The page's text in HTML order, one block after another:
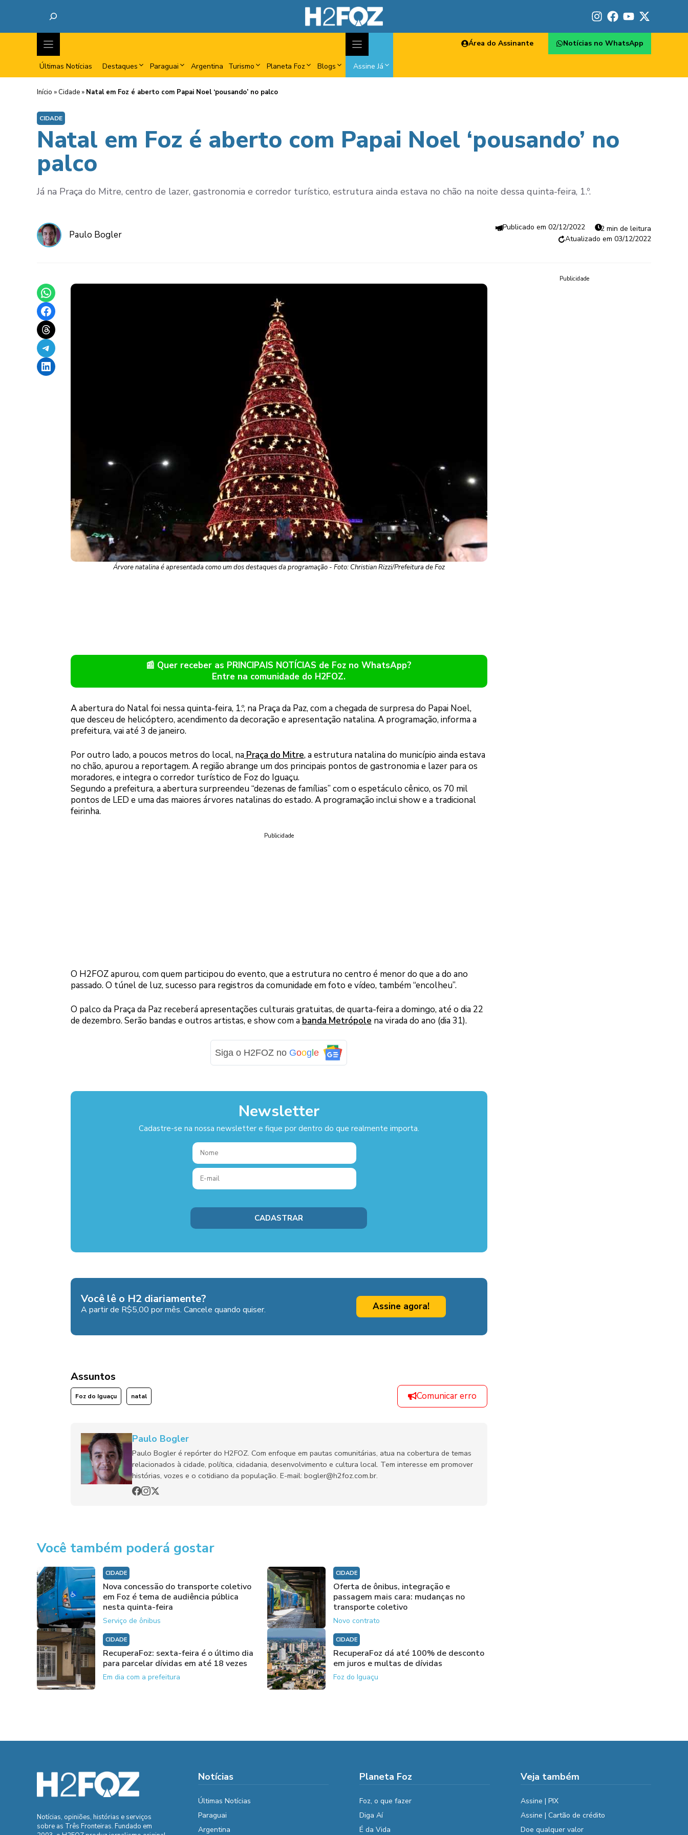
Últimas Notícias Destaques Paraguai Argentina Turismo Planeta Foz Blogs Assine Já
Área do Assinante Notícias no WhatsApp
Início » Cidade » Natal em Foz é aberto com Papai Noel ‘pousando’ no palco
CIDADE
Natal em Foz é aberto com Papai Noel ‘pousando’ no
palco
Já na Praça do Mitre, centro de lazer, gastronomia e corredor turístico, estrutura ainda estava no chão na noite dessa quinta-feira, 1.º.
Paulo Bogler
02/12/2022
2 min de leitura
03/12/2022
Share on WhatsApp
Share on Facebook
Share on Threads
Share on Telegram
Share on LinkedIn
Árvore natalina é apresentada como um dos destaques da programação - Foto: Christian Rizzi/Prefeitura de Foz
📰 Quer receber as PRINCIPAIS NOTÍCIAS de Foz no WhatsApp?
Entre na comunidade do H2FOZ.
A abertura do Natal foi nessa quinta-feira, 1.º, na Praça da Paz, com a chegada de surpresa do Papai Noel,
que desceu de helicóptero, acendimento da decoração e apresentação natalina. A programação, informa a
prefeitura, vai até 3 de janeiro.
Por outro lado, a poucos metros do local, naPraça do Mitre, a estrutura natalina do município ainda estava
no chão, apurou a reportagem. A região abrange um dos principais pontos de gastronomia e lazer para os
moradores, e integra o corredor turístico de Foz do Iguaçu.
Segundo a prefeitura, a abertura surpreendeu “dezenas de famílias” com o espetáculo cênico, os 70 mil
pontos de LED e uma das maiores árvores natalinas do estado. A programação inclui show e a tradicional
feirinha.
Publicidade
O H2FOZ apurou, com quem participou do evento, que a estrutura no centro é menor do que a do ano
passado. O túnel de luz, sucesso para registros da comunidade em foto e vídeo, também “encolheu”.
O palco da Praça da Paz receberá apresentações culturais gratuitas, de quarta-feira a domingo, até o dia 22
de dezembro. Serão bandas e outros artistas, e show com a banda Metrópole na virada do ano (dia 31).
Siga o H2FOZ no Google
Newsletter
Cadastre-se na nossa newsletter e fique por dentro do que realmente importa.
Você lê o H2 diariamente?
A partir de R$5,00 por mês. Cancele quando quiser. Assine agora!
Assuntos
Foz do Iguaçu natal Comunicar erro
Paulo Bogler
Paulo Bogler é repórter do H2FOZ. Com enfoque em pautas comunitárias, atua na cobertura de temas
relacionados à cidade, política, cidadania, desenvolvimento e cultura local. Tem interesse em promover
histórias, vozes e o cotidiano da população. E-mail: bogler@h2foz.com.br.
Você também poderá gostar
CIDADE
Nova concessão do transporte coletivo
em Foz é tema de audiência pública
nesta quinta-feira
Serviço de ônibus
CIDADE
Oferta de ônibus, integração e
passagem mais cara: mudanças no
transporte coletivo
Novo contrato
CIDADE
RecuperaFoz: sexta-feira é o último dia
para parcelar dívidas em até 18 vezes
Em dia com a prefeitura
CIDADE
RecuperaFoz dá até 100% de desconto
em juros e multas de dívidas
Foz do Iguaçu
Publicidade
Notícias, opiniões, histórias e serviços
sobre as Três Fronteiras. Fundado em
Notícias
Últimas Notícias
Paraguai
Argentina
Planeta Foz
Foz, o que fazer
Diga Aí
É da Vida
Veja também
Assine | PIX
Assine | Cartão de crédito
Doe qualquer valor